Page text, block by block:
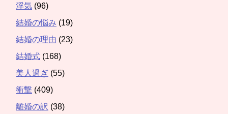
浮気 (96)
結婚の悩み (19)
結婚の理由 (23)
結婚式 (168)
美人過ぎ (55)
衝撃 (409)
離婚の訳 (38)